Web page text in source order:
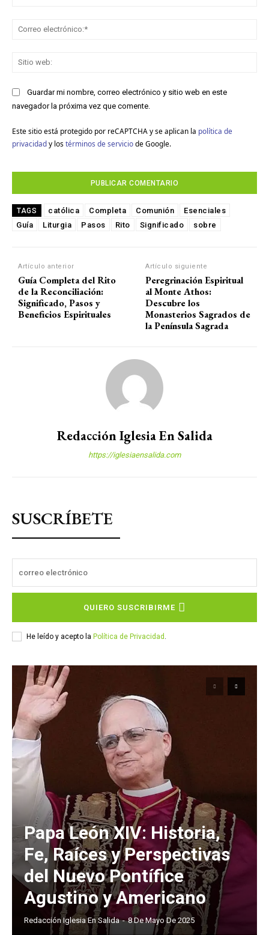
Guardar mi nombre, correo electrónico y sitio web en este
navegador la próxima vez que comente.
Este sitio está protegido por reCAPTCHA y se aplican la política de
privacidady los términos de serviciode Google.
TAGS católica Completa Comunión
Esenciales
Guía
Liturgia Pasos Rito Significado sobre
Artículo anterior
Guía Completa del Rito
de la Reconciliación:
Significado, Pasos y
Beneficios Espirituales
Artículo siguiente
Peregrinación Espiritual
al Monte Athos:
Descubre los
Monasterios Sagrados de
la Península Sagrada
Redacción Iglesia En Salida
https://iglesiaensalida.com
SUSCRÍBETE
QUIERO SUSCRIBIRME
He leído y acepto la Política de Privacidad
Papa León XIV: Historia,
Fe, Raíces y Perspectivas
del Nuevo Pontífice
Agustino y Americano
Redacción Iglesia En Salida - 8 De Mayo De 2025